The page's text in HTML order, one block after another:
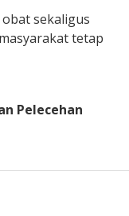
sekaligus
tetap
Pelecehan